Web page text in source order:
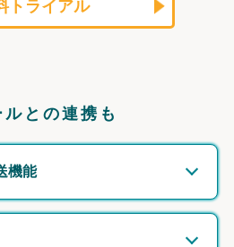
トライアル
との連携も
機能